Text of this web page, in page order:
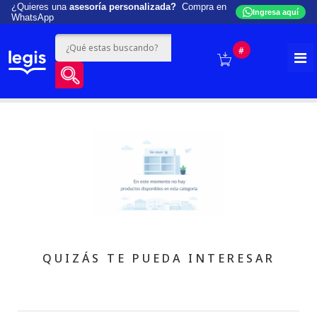
¿Quieres una asesoría personalizada? Compra en
WhatsApp
Ingresa aquí
#
QUIZÁS TE PUEDA INTERESAR